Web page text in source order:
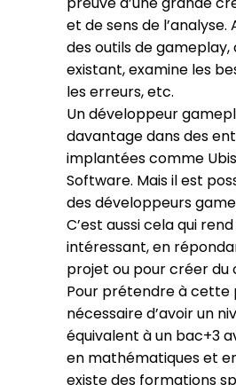
et de sens de l’analyse.
des outils de
existant, examine les
les erreurs, etc.
Un développeur
davantage dans des
implantées comme
Software. Mais il est
des développeurs
C’est aussi cela qui
intéressant, en
projet ou pour créer du
Pour prétendre à cette
nécessaire d’avoir un
équivalent à un bac+3
en mathématiques et
existe des formations